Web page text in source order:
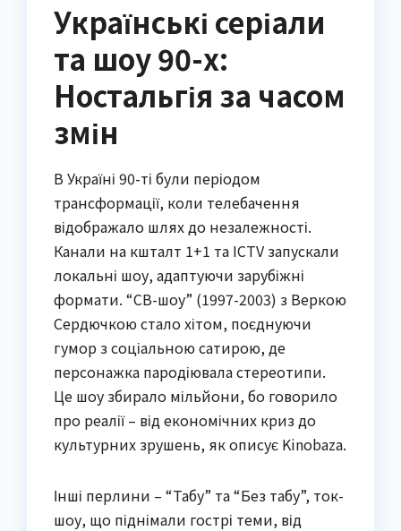
Українські серіали
та шоу 90-х:
Ностальгія за часом
змін
В Україні 90-ті були періодом
трансформації, коли телебачення
відображало шлях до незалежності.
Канали на кшталт 1+1 та ICTV запускали
локальні шоу, адаптуючи зарубіжні
формати. “СВ-шоу” (1997-2003) з Веркою
Сердючкою стало хітом, поєднуючи
гумор з соціальною сатирою, де
персонажка пародіювала стереотипи.
Це шоу збирало мільйони, бо говорило
про реалії – від економічних криз до
культурних зрушень, як описує Kinobaza.
Інші перлини – “Табу” та “Без табу”, ток-
шоу, що піднімали гострі теми, від